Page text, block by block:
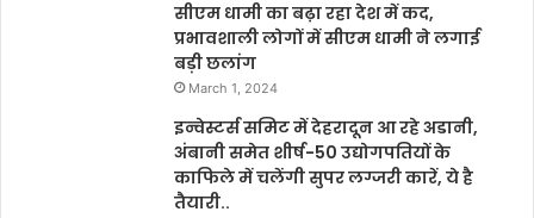
सीएम धामी का बढ़ा रहा देश में कद,
प्रभावशाली लोगों में सीएम धामी ने लगाई
बड़ी छलांग
March 1, 2024
इन्वेस्टर्स समिट में देहरादून आ रहे अडानी,
अंबानी समेत शीर्ष-50 उद्योगपतियों के
काफिले में चलेंगी सुपर लग्जरी कारें, ये है
तैयारी..